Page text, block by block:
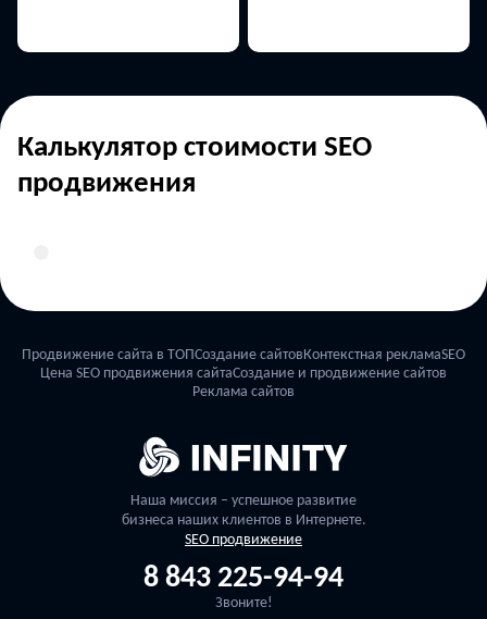
Калькулятор стоимости SEO
продвижения
Продвижение сайта в ТОПСоздание сайтовКонтекстная рекламаSEO
Цена SEO продвижения сайтаСоздание и продвижение сайтов
Реклама сайтов
Наша миссия – успешное развитие
бизнеса наших клиентов в Интернете.
SEO продвижение
8 843 225-94-94
Звоните!